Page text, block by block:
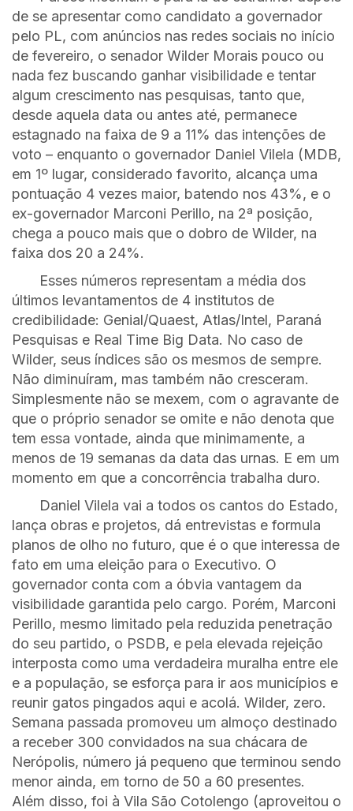
de se apresentar como candidato a governador
pelo PL, com anúncios nas redes sociais no início
de fevereiro, o senador Wilder Morais pouco ou
nada fez buscando ganhar visibilidade e tentar
algum crescimento nas pesquisas, tanto que,
desde aquela data ou antes até, permanece
estagnado na faixa de 9 a 11% das intenções de
voto – enquanto o governador Daniel Vilela (MDB,
em 1º lugar, considerado favorito, alcança uma
pontuação 4 vezes maior, batendo nos 43%, e o
ex-governador Marconi Perillo, na 2ª posição,
chega a pouco mais que o dobro de Wilder, na
faixa dos 20 a 24%.
Esses números representam a média dos
últimos levantamentos de 4 institutos de
credibilidade: Genial/Quaest, Atlas/Intel, Paraná
Pesquisas e Real Time Big Data. No caso de
Wilder, seus índices são os mesmos de sempre.
Não diminuíram, mas também não cresceram.
Simplesmente não se mexem, com o agravante de
que o próprio senador se omite e não denota que
tem essa vontade, ainda que minimamente, a
menos de 19 semanas da data das urnas. E em um
momento em que a concorrência trabalha duro.
Daniel Vilela vai a todos os cantos do Estado,
lança obras e projetos, dá entrevistas e formula
planos de olho no futuro, que é o que interessa de
fato em uma eleição para o Executivo. O
governador conta com a óbvia vantagem da
visibilidade garantida pelo cargo. Porém, Marconi
Perillo, mesmo limitado pela reduzida penetração
do seu partido, o PSDB, e pela elevada rejeição
interposta como uma verdadeira muralha entre ele
e a população, se esforça para ir aos municípios e
reunir gatos pingados aqui e acolá. Wilder, zero.
Semana passada promoveu um almoço destinado
a receber 300 convidados na sua chácara de
Nerópolis, número já pequeno que terminou sendo
menor ainda, em torno de 50 a 60 presentes.
Além disso, foi à Vila São Cotolengo (aproveitou o